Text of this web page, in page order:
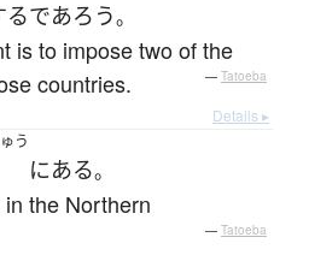
るであろう。
is to impose two of the
countries.
— Tatoeba
Details ▸
う
にある。
the Northern
— Tatoeba